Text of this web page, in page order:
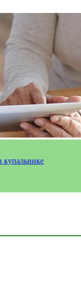
купальнике